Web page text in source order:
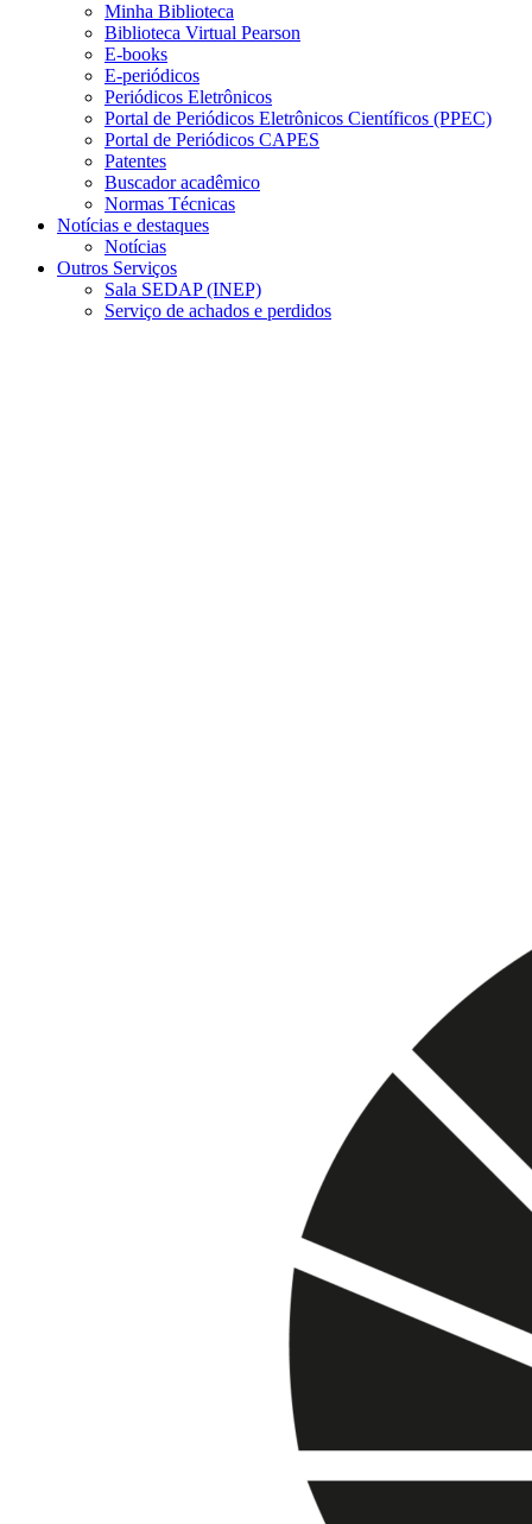
Minha Biblioteca
Biblioteca Virtual Pearson
E-books
E-periódicos
Periódicos Eletrônicos
Portal de Periódicos Eletrônicos Científicos (PPEC)
Portal de Periódicos CAPES
Patentes
Buscador acadêmico
Normas Técnicas
Notícias e destaques
Notícias
Outros Serviços
Sala SEDAP (INEP)
Serviço de achados e perdidos